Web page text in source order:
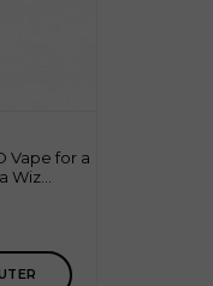
Vape for a
Wiz...